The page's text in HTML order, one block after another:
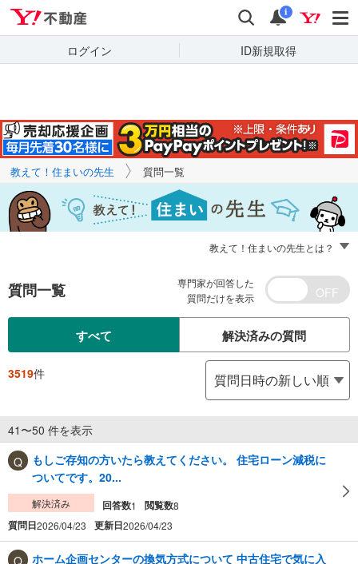
検索 通知
i
ログイン ID新規取得
キーワードで
質問を探す
教えて！住まいの先生 質問一覧
教えて！住まいの先生とは？
質問一覧
専門家が回答した
質問だけを表示
すべて 解決済みの質問
3519件
41〜50 件を表示
もしご存知の方いたら教えてください。 住宅ローン減税に
ついてです。20...
解決済み 回答数1 閲覧数8
質問日2026/04/23 更新日2026/04/23
ホーム企画センターの換気方式について 中古住宅で気に入